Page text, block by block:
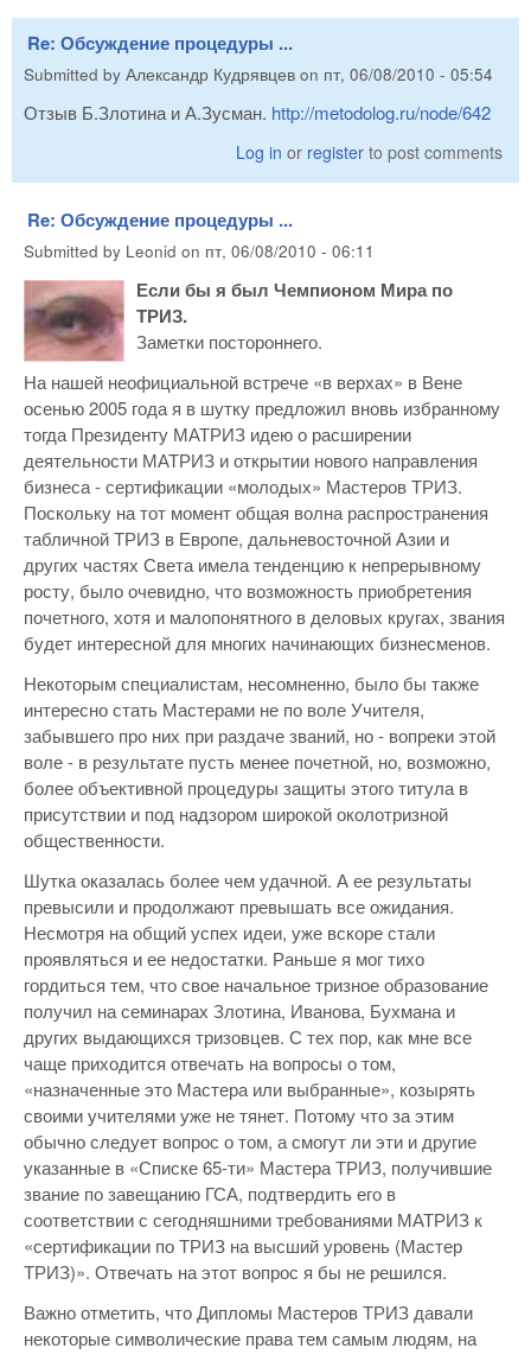
Re: Обсуждение процедуры ...
Submitted by Александр Кудрявцев on пт, 06/08/2010 - 05:54
Отзыв Б.Злотина и А.Зусман. http://metodolog.ru/node/642
Log in or register to post comments
Re: Обсуждение процедуры ...
Submitted by Leonid on пт, 06/08/2010 - 06:11
Если бы я был Чемпионом Мира по
ТРИЗ.
Заметки постороннего.
На нашей неофициальной встрече «в верхах» в Вене
осенью 2005 года я в шутку предложил вновь избранному
тогда Президенту МАТРИЗ идею о расширении
деятельности МАТРИЗ и открытии нового направления
бизнеса - сертификации «молодых» Мастеров ТРИЗ.
Поскольку на тот момент общая волна распространения
табличной ТРИЗ в Европе, дальневосточной Азии и
других частях Света имела тенденцию к непрерывному
росту, было очевидно, что возможность приобретения
почетного, хотя и малопонятного в деловых кругах, звания
будет интересной для многих начинающих бизнесменов.
Некоторым специалистам, несомненно, было бы также
интересно стать Мастерами не по воле Учителя,
забывшего про них при раздаче званий, но - вопреки этой
воле - в результате пусть менее почетной, но, возможно,
более объективной процедуры защиты этого титула в
присутствии и под надзором широкой околотризной
общественности.
Шутка оказалась более чем удачной. А ее результаты
превысили и продолжают превышать все ожидания.
Несмотря на общий успех идеи, уже вскоре стали
проявляться и ее недостатки. Раньше я мог тихо
гордиться тем, что свое начальное тризное образование
получил на семинарах Злотина, Иванова, Бухмана и
других выдающихся тризовцев. С тех пор, как мне все
чаще приходится отвечать на вопросы о том,
«назначенные это Мастера или выбранные», козырять
своими учителями уже не тянет. Потому что за этим
обычно следует вопрос о том, а смогут ли эти и другие
указанные в «Списке 65-ти» Мастера ТРИЗ, получившие
звание по завещанию ГСА, подтвердить его в
соответствии с сегодняшними требованиями МАТРИЗ к
«сертификации по ТРИЗ на высший уровень (Мастер
ТРИЗ)». Отвечать на этот вопрос я бы не решился.
Важно отметить, что Дипломы Мастеров ТРИЗ давали
некоторые символические права тем самым людям, на